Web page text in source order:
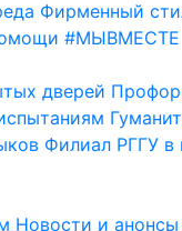
Фирменный
#МЫВМЕСТЕ
дверей
Филиал РГГУ в
Новости и